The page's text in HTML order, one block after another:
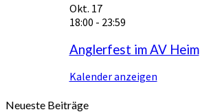
Okt. 17
18:00 - 23:59
Anglerfest im AV Heim
Kalender anzeigen
Neueste Beiträge